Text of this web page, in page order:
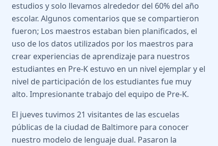
estudios y solo llevamos alrededor del 60% del año
escolar. Algunos comentarios que se compartieron
fueron; Los maestros estaban bien planificados, el
uso de los datos utilizados por los maestros para
crear experiencias de aprendizaje para nuestros
estudiantes en Pre-K estuvo en un nivel ejemplar y el
nivel de participación de los estudiantes fue muy
alto. Impresionante trabajo del equipo de Pre-K.
El jueves tuvimos 21 visitantes de las escuelas
públicas de la ciudad de Baltimore para conocer
nuestro modelo de lenguaje dual. Pasaron la